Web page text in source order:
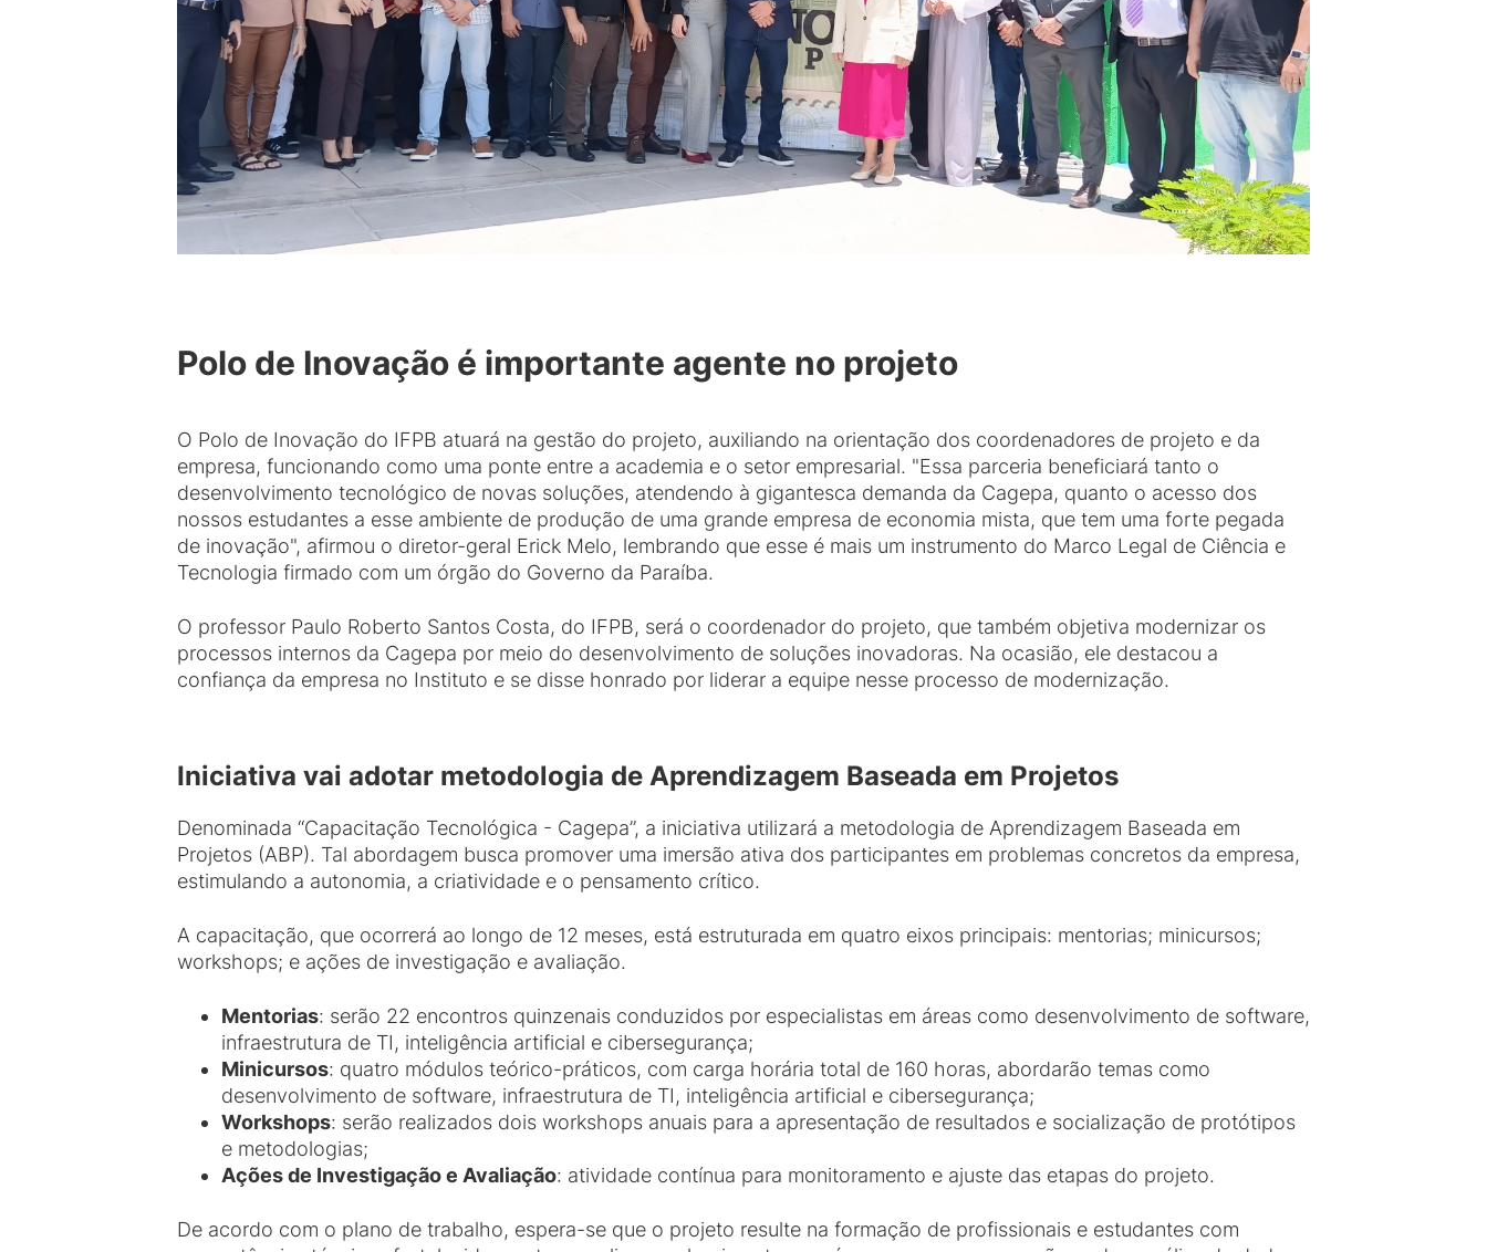
Polo de Inovação é importante agente no projeto
O Polo de Inovação do IFPB atuará na gestão do projeto, auxiliando na orientação dos coordenadores de projeto e da
empresa, funcionando como uma ponte entre a academia e o setor empresarial. "Essa parceria beneficiará tanto o
desenvolvimento tecnológico de novas soluções, atendendo à gigantesca demanda da Cagepa, quanto o acesso dos
nossos estudantes a esse ambiente de produção de uma grande empresa de economia mista, que tem uma forte pegada
de inovação", afirmou o diretor-geral Erick Melo, lembrando que esse é mais um instrumento do Marco Legal de Ciência e
Tecnologia firmado com um órgão do Governo da Paraíba.
O professor Paulo Roberto Santos Costa, do IFPB, será o coordenador do projeto, que também objetiva modernizar os
processos internos da Cagepa por meio do desenvolvimento de soluções inovadoras. Na ocasião, ele destacou a
confiança da empresa no Instituto e se disse honrado por liderar a equipe nesse processo de modernização.
Iniciativa vai adotar metodologia de Aprendizagem Baseada em Projetos
Denominada “Capacitação Tecnológica - Cagepa”, a iniciativa utilizará a metodologia de Aprendizagem Baseada em
Projetos (ABP). Tal abordagem busca promover uma imersão ativa dos participantes em problemas concretos da empresa,
estimulando a autonomia, a criatividade e o pensamento crítico.
A capacitação, que ocorrerá ao longo de 12 meses, está estruturada em quatro eixos principais: mentorias; minicursos;
workshops; e ações de investigação e avaliação.
Mentorias: serão 22 encontros quinzenais conduzidos por especialistas em áreas como desenvolvimento de software,
infraestrutura de TI, inteligência artificial e cibersegurança;
Minicursos: quatro módulos teórico-práticos, com carga horária total de 160 horas, abordarão temas como
desenvolvimento de software, infraestrutura de TI, inteligência artificial e cibersegurança;
Workshops: serão realizados dois workshops anuais para a apresentação de resultados e socialização de protótipos
e metodologias;
Ações de Investigação e Avaliação: atividade contínua para monitoramento e ajuste das etapas do projeto.
De acordo com o plano de trabalho, espera-se que o projeto resulte na formação de profissionais e estudantes com